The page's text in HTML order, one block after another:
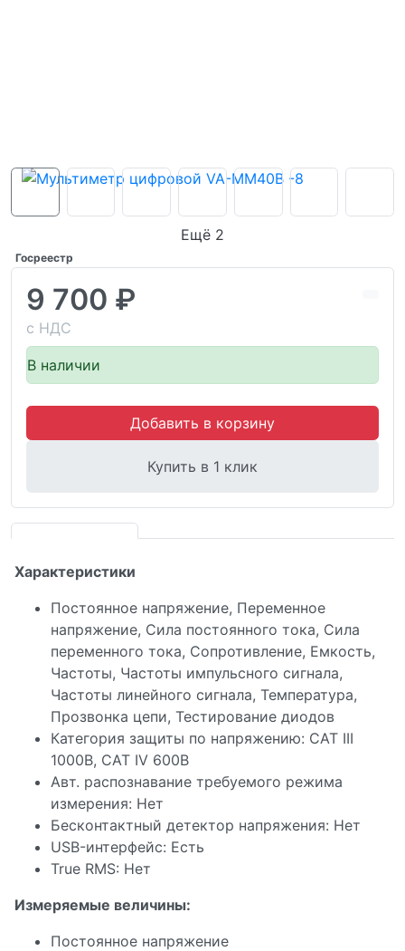
Ещё 2
Госреестр
9 700 ₽
с НДС
В наличии
Добавить в корзину
Купить в 1 клик
Характеристики
Постоянное напряжение, Переменное
напряжение, Сила постоянного тока, Сила
переменного тока, Сопротивление, Емкость,
Частоты, Частоты импульсного сигнала,
Частоты линейного сигнала, Температура,
Прозвонка цепи, Тестирование диодов
Категория защиты по напряжению: САТ III
1000В, САТ IV 600В
Авт. распознавание требуемого режима
измерения: Нет
Бесконтактный детектор напряжения: Нет
USB-интерфейс: Есть
True RMS: Нет
Измеряемые величины:
Постоянное напряжение